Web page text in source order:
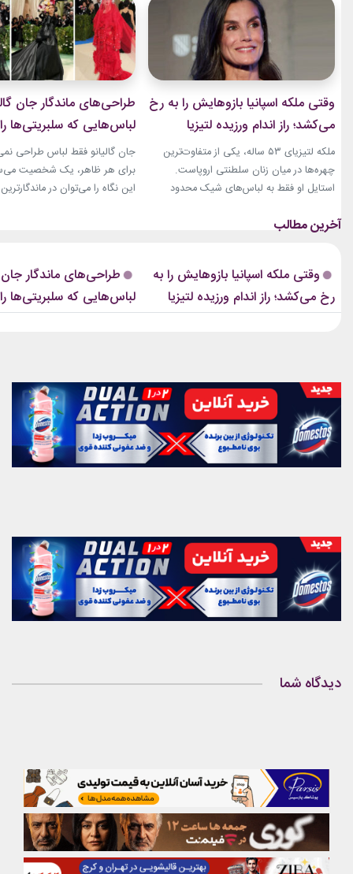
وقتی ملکه اسپانیا بازوهایش را به رخ
می‌کشد؛ راز اندام ورزیده لتیزیا
چیست؟
ملکه لتیزیای ۵۳ ساله، یکی از متفاوت‌ترین
چهره‌ها در میان زنان سلطنتی اروپاست.
استایل او فقط به لباس‌های شیک محدود
توجه قرار گرفته است. بازوهای عضلانی و
ویژگی‌های ظاهری‌اش تبدیل شده‌اند.
رسانه‌های مد نیز سال‌هاست...
طراحی‌های ماندگار جان
لباس‌هایی که سلبریتی‌ها
مد بردند
جان گالیانو فقط لباس طراحی
برای هر ظاهر، یک شخصیت
این نگاه را می‌توان در
بسیاری از طراحی‌های او،
مراسم...
وقتی ملکه اسپانیا بازوهایش را به
رخ می‌کشد؛ راز اندام ورزیده لتیزیا
چیست؟
طراحی‌های ماندگار جان
لباس‌هایی که سلبریتی‌ها
مد بردند
دیدگاه شما